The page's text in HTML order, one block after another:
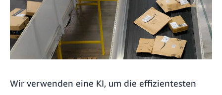
Wir messen den CO2-Abdruck von Produkten
Wir verhindern Abholzung in Brasilien durch Daten-Demokratisierung
Wir verwenden eine KI, um die effizientesten